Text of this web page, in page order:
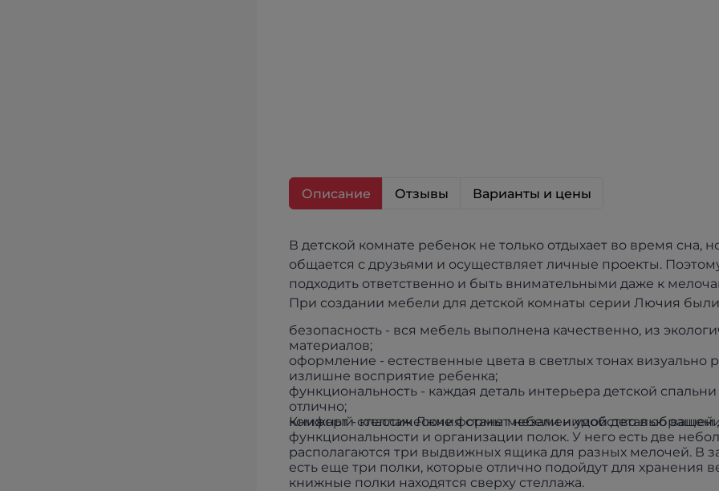
Описание Отзывы Варианты и цены
В детской комнате ребенок не только отдыхает во время сна,
общается с друзьями и осуществляет личные проекты.
подходить ответственно и быть внимательными даже к
При создании мебели для детской комнаты серии Лючия
безопасность - вся мебель выполнена качественно, из
материалов;
оформление - естественные цвета в светлых тонах
излишне восприятие ребенка;
функциональность - каждая деталь интерьера детской
отлично;
комфорт - классические формы мебели и удобство в
Книжный стеллаж Лючия станет незаменимой деталью вашей
функциональности и организации полок. У него есть две
располагаются три выдвижных ящика для разных мелочей. В
есть еще три полки, которые отлично подойдут для хранения
книжные полки находятся сверху стеллажа.